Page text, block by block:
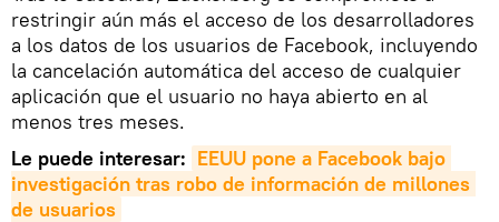
restringir aún más el acceso de los desarrolladores
a los datos de los usuarios de Facebook, incluyendo
la cancelación automática del acceso de cualquier
aplicación que el usuario no haya abierto en al
menos tres meses.
Le puede interesar: EEUU pone a Facebook bajo
investigación tras robo de información de millones
de usuarios